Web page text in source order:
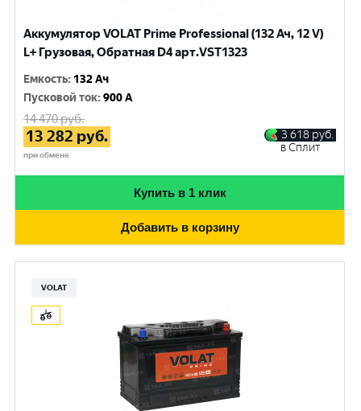
Аккумулятор VOLAT Prime Professional (132 Ач, 12 V)
L+ Грузовая, Обратная D4 арт.VST1323
Емкость: 132 Ач
Пусковой ток:900 A
14 470руб.
13 282 руб.
при обмене
3 618 руб.
в Сплит
Купить в 1 клик
Добавить в корзину
VOLAT